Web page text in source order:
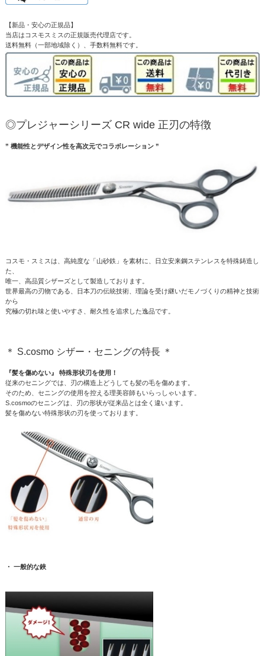
【新品・安心の正規品】
当店はコスモスミスの正規販売代理店です。
送料無料（一部地域除く）、手数料無料です。
◎プレジャーシリーズ CR wide 正刃の特徴
” 機能性とデザイン性を高次元でコラボレーション ”
コスモ・スミスは、高純度な「山砂鉄」を素材に、日立安来鋼ステンレスを特殊鋳造し
た、
唯一、高品質シザーズとして製造しております。
世界最高の刃物である、日本刀の伝統技術、理論を受け継いだモノづくりの精神と技術
から
究極の切れ味と使いやすさ、耐久性を追求した逸品です。
＊ S.cosmo シザー・セニングの特長 ＊
『髪を傷めない』 特殊形状刃を使用！
従来のセニングでは、刃の構造上どうしても髪の毛を傷めます。
そのため、セニングの使用を控える理美容師もいらっしゃいます。
S.cosmoのセニングは、刃の形状が従来品とは全く違います。
髪を傷めない特殊形状の刃を使っております。
・ 一般的な鋏